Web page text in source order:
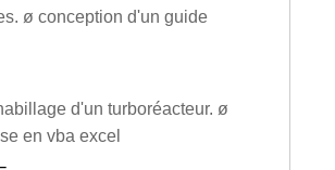
ø conception d'un guide
d'un turboréacteur. ø
en vba excel